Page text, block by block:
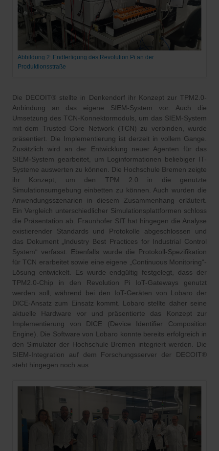
Abbildung 2: Endfertigung des Revolution Pi an der
Produktionsstraße
Die DECOIT® stellte in Denkendorf ihr Konzept zur TPM2.0-
Anbindung an das eigene SIEM-System vor. Auch die
Umsetzung des TCN-Konnektormoduls, um das SIEM-System
mit dem Trusted Core Network (TCN) zu verbinden, wurde
präsentiert. Die Implementierung ist derzeit in vollem Gange.
Zusätzlich wird an der Entwicklung neuer Agenten für das
SIEM-System gearbeitet, um Loginformationen beliebiger IT-
Systeme auswerten zu können. Die Hochschule Bremen zeigte
ihr Konzept, um den TPM 2.0 in die genutzte
Simulationsumgebung einbetten zu können. Auch wurden die
Anwendungsszenarien in diesem Zusammenhang erläutert.
Ein Vergleich unterschiedlicher Simulationsplattformen schloss
die Präsentation ab. Fraunhofer SIT hat hingegen die Analyse
existierender Standards und Protokolle abgeschlossen und
das Dokument „Industry Best Practices for Industrial Control
System“ verfasst. Ebenfalls wurde die Protokoll-Spezifikation
für TCN erarbeitet sowie eine eigene „Continuous Monitoring“-
Lösung entwickelt. Es wurde endgültig festgelegt, dass der
TPM2.0-Chip in den Revolution Pi IoT-Gateways genutzt
werden soll, während bei den IoT-Geräten von Lobaro der
DICE-Ansatz zum Einsatz kommt. Lobaro stellte daher seine
aktuelle Hardware vor und präsentierte das Konzept zur
Implementierung von DICE (Device Identifier Composition
Engine). Die Software von Lobaro konnte bereits erfolgreich in
den Simulator der Hochschule Bremen integriert werden. Die
SIEM-Integration auf dem Forschungsserver der DECOIT®
steht hingegen noch aus.